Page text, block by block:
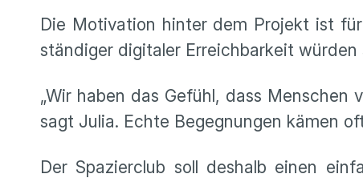
Die Motivation hinter dem Projekt ist
ständiger digitaler Erreichbarkeit
„Wir haben das Gefühl, dass Menschen
sagt Julia. Echte Begegnungen kämen
Der Spazierclub soll deshalb einen